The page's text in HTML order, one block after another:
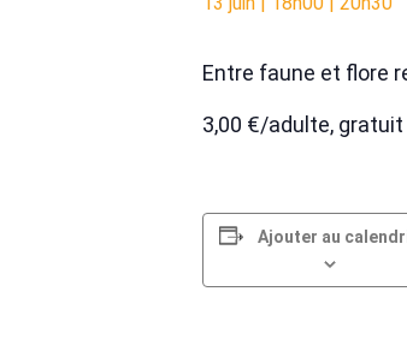
Entre faune et flore
3,00 €/adulte,
Ajouter au